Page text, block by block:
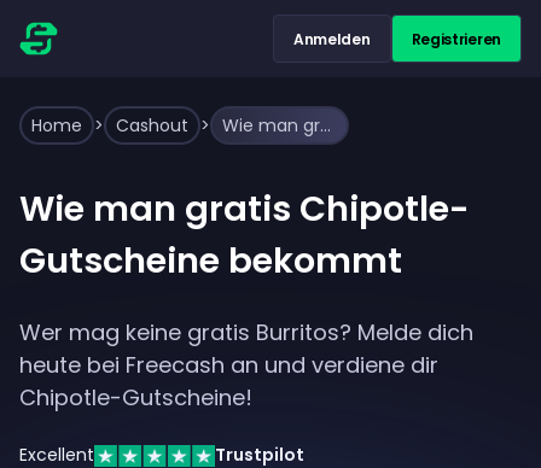
Anmelden Registrieren
Home > Cashout > Wie man gratis Chipotle-Gutscheine bekommt
Wie man gratis Chipotle-
Gutscheine bekommt
Wer mag keine gratis Burritos? Melde dich
heute bei Freecash an und verdiene dir
Chipotle-Gutscheine!
Excellent Trustpilot